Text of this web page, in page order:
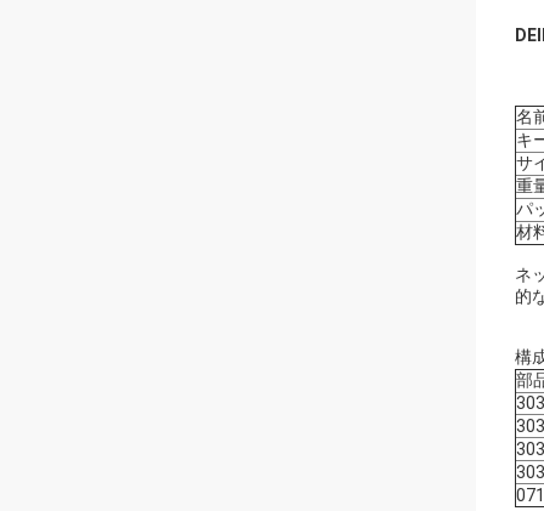
名
キ
サ
重
パ
材
ネ
的
構
部